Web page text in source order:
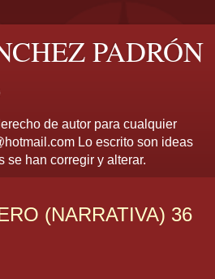
PADRÓN
de autor para cualquier
Lo escrito son ideas
se han corregir y alterar.
(NARRATIVA) 36